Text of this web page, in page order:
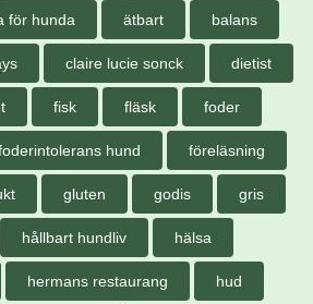
för hunda ätbart balans
claire lucie sonck dietist
fisk fläsk foder
hund föreläsning
gluten godis gris
hållbart hundliv hälsa
hermans restaurang hud